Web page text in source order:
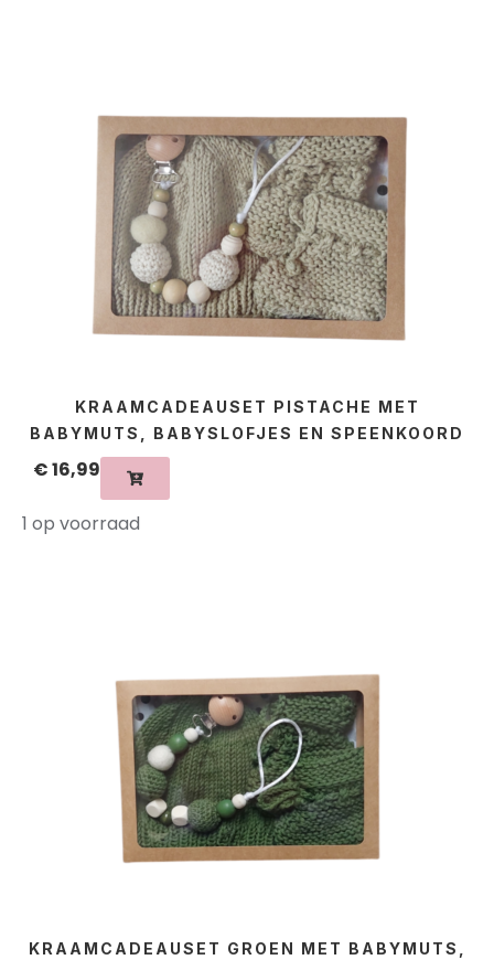
KRAAMCADEAUSET PISTACHE MET
BABYMUTS, BABYSLOFJES EN SPEENKOORD
€16,99
1 op voorraad
KRAAMCADEAUSET GROEN MET BABYMUTS,